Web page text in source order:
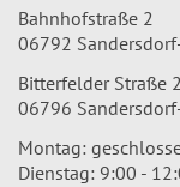
Bahnhofstraße 2
06792
Bitterfelder Straße
06796
Montag:
Dienstag: 9:00 -